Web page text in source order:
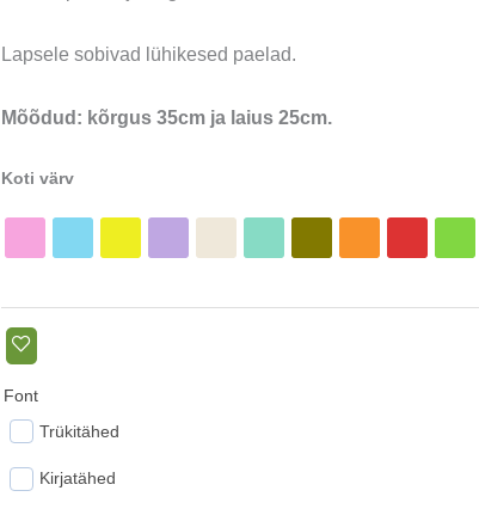
Lapsele sobivad lühikesed paelad.
Mõõdud: kõrgus 35cm ja laius 25cm.
Koti värv
Font
Trükitähed
Kirjatähed